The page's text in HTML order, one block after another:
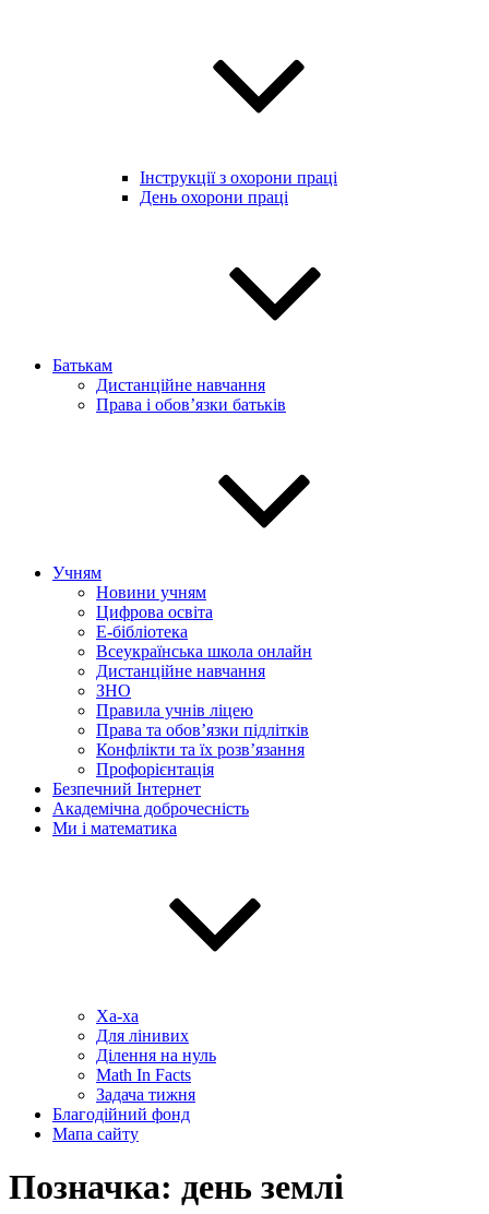
Інструкції з охорони праці
День охорони праці
Батькам
Дистанційне навчання
Права і обов’язки батьків
Учням
Новини учням
Цифрова освіта
E-бібліотека
Всеукраїнська школа онлайн
Дистанційне навчання
ЗНО
Правила учнів ліцею
Права та обов’язки підлітків
Конфлікти та їх розв’язання
Профорієнтація
Безпечний Інтернет
Академічна доброчесність
Ми і математика
Ха-ха
Для лінивих
Ділення на нуль
Math In Facts
Задача тижня
Благодійний фонд
Мапа сайту
Позначка: день землі